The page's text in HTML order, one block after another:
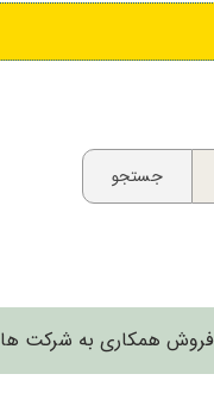
فروش همکاری به شرکت ها
جستجو